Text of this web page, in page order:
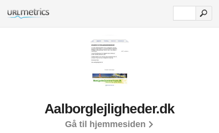
Aalborglejligheder.dk
Gå til hjemmesiden